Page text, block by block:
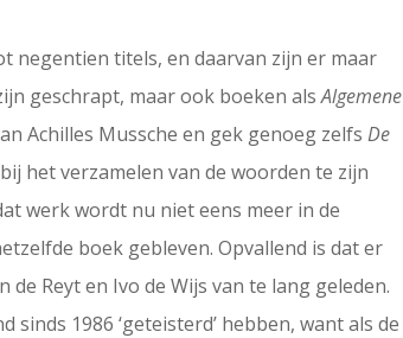
negentien titels, en daarvan zijn er maar
geschrapt, maar ook boeken alsAlgemene
Achilles Mussche en gek genoeg zelfsDe
het verzamelen van de woorden te zijn
werk wordt nu niet eens meer in de
boek gebleven. Opvallend is dat er
Reyt en Ivo de Wijs van te lang geleden.
1986 ‘geteisterd’ hebben, want als de